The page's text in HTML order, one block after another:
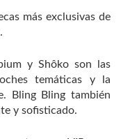
más exclusivas de
y Shôko son las
temáticas y la
Bling Bling también
y sofisticado.